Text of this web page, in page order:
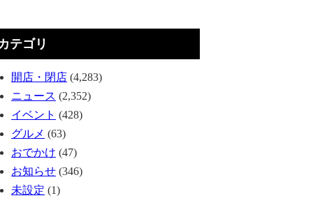
テゴリ
開店・閉店 (4,283)
ニュース (2,352)
イベント (428)
グルメ (63)
おでかけ (47)
お知らせ (346)
未設定 (1)